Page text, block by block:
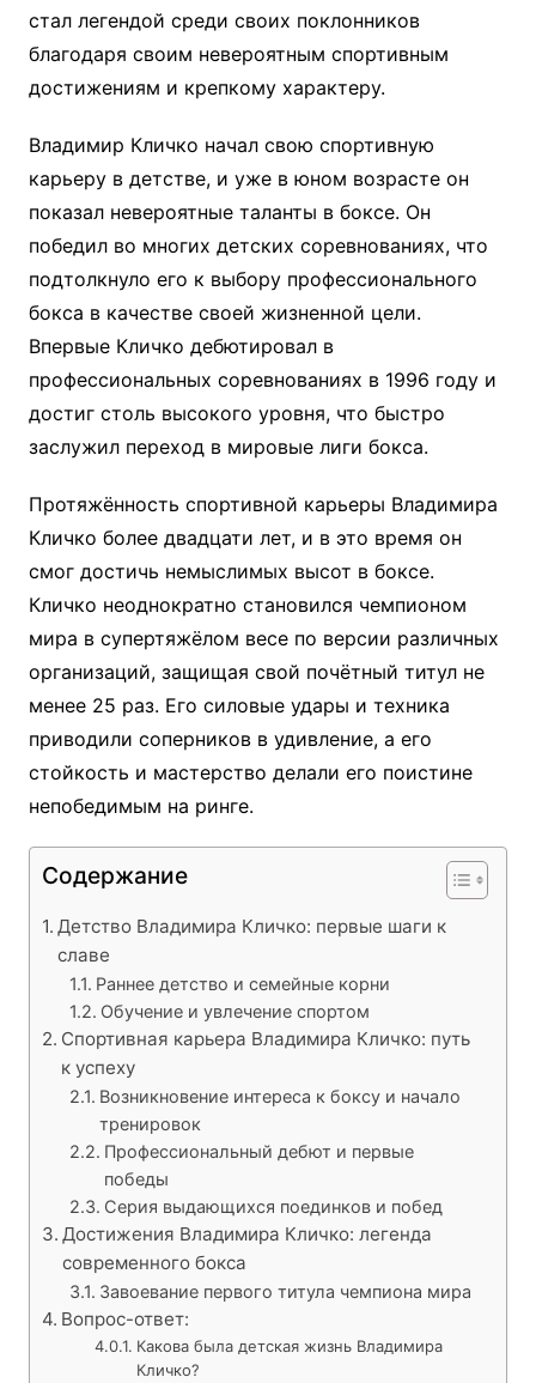
стал легендой среди своих поклонников
благодаря своим невероятным спортивным
достижениям и крепкому характеру.
Владимир Кличко начал свою спортивную
карьеру в детстве, и уже в юном возрасте он
показал невероятные таланты в боксе. Он
победил во многих детских соревнованиях, что
подтолкнуло его к выбору профессионального
бокса в качестве своей жизненной цели.
Впервые Кличко дебютировал в
профессиональных соревнованиях в 1996 году и
достиг столь высокого уровня, что быстро
заслужил переход в мировые лиги бокса.
Протяжённость спортивной карьеры Владимира
Кличко более двадцати лет, и в это время он
смог достичь немыслимых высот в боксе.
Кличко неоднократно становился чемпионом
мира в супертяжёлом весе по версии различных
организаций, защищая свой почётный титул не
менее 25 раз. Его силовые удары и техника
приводили соперников в удивление, а его
стойкость и мастерство делали его поистине
непобедимым на ринге.
Содержание
Детство Владимира Кличко: первые шаги к
славе
Раннее детство и семейные корни
Обучение и увлечение спортом
Спортивная карьера Владимира Кличко: путь
к успеху
Возникновение интереса к боксу и начало
тренировок
Профессиональный дебют и первые
победы
Серия выдающихся поединков и побед
Достижения Владимира Кличко: легенда
современного бокса
Завоевание первого титула чемпиона мира
Вопрос-ответ:
Какова была детская жизнь Владимира
Кличко?